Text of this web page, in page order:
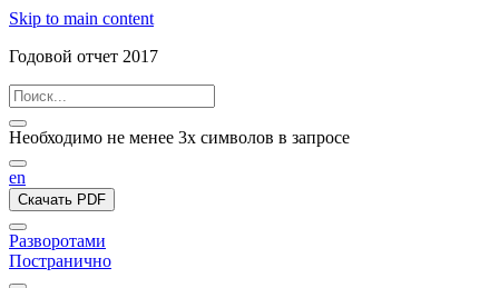
Skip to main content
Годовой отчет 2017
Необходимо не менее 3х символов в запросе
en
Скачать PDF
Разворотами
Постранично